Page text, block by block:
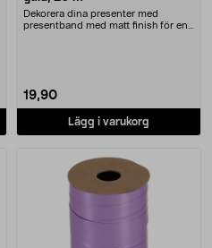
Dekorera dina presenter med
presentband med matt finish för en
19,90
Lägg i varukorg